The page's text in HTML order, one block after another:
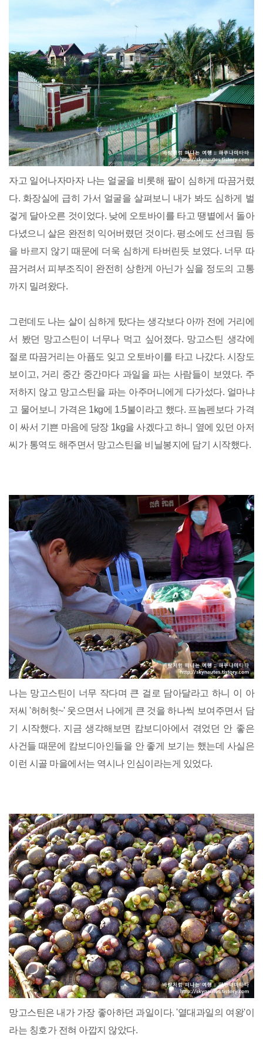
자고 일어나자마자 나는 얼굴을 비롯해 팔이 심하게 따끔거렸
다. 화장실에 급히 가서 얼굴을 살펴보니 내가 봐도 심하게 벌
겋게 달아오른 것이었다. 낮에 오토바이를 타고 땡볕에서 돌아
다녔으니 살은 완전히 익어버렸던 것이다. 평소에도 선크림 등
을 바르지 않기 때문에 더욱 심하게 타버린듯 보였다. 너무 따
끔거려서 피부조직이 완전히 상한게 아닌가 싶을 정도의 고통
까지 밀려왔다.
그런데도 나는 살이 심하게 탔다는 생각보다 아까 전에 거리에
서 봤던 망고스틴이 너무나 먹고 싶어졌다. 망고스틴 생각에
절로 따끔거리는 아픔도 잊고 오토바이를 타고 나갔다. 시장도
보이고, 거리 중간 중간마다 과일을 파는 사람들이 보였다. 주
저하지 않고 망고스틴을 파는 아주머니에게 다가섰다. 얼마냐
고 물어보니 가격은 1kg에 1.5불이라고 했다. 프놈펜보다 가격
이 싸서 기쁜 마음에 당장 1kg을 사겠다고 하니 옆에 있던 아저
씨가 통역도 해주면서 망고스틴을 비닐봉지에 담기 시작했다.
나는 망고스틴이 너무 작다며 큰 걸로 담아달라고 하니 이 아
저씨 '허허헛~' 웃으면서 나에게 큰 것을 하나씩 보여주면서 담
기 시작했다. 지금 생각해보면 캄보디아에서 겪었던 안 좋은
사건들 때문에 캄보디아인들을 안 좋게 보기는 했는데 사실은
이런 시골 마을에서는 역시나 인심이라는게 있었다.
망고스틴은 내가 가장 좋아하던 과일이다. '열대과일의 여왕'이
라는 칭호가 전혀 아깝지 않았다.